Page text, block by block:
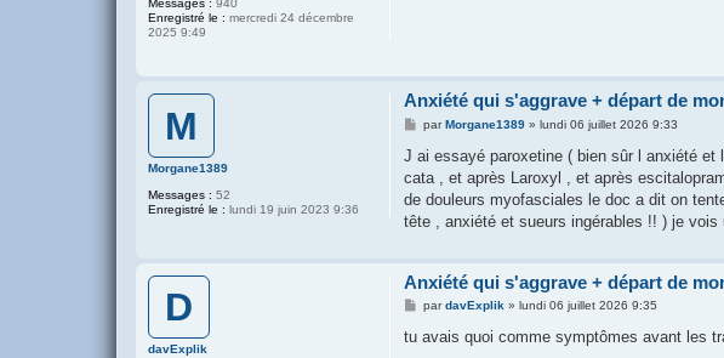
Messages : 940
Enregistré le : mercredi 24 décembre
2025 9:49
M
Morgane1389
Messages : 52
Enregistré le : lundi 19 juin 2023 9:36
Anxiété qui s'aggrave + départ de
M
s
a
g
parMorgane1389» lundi 06 juillet 2026 9:33
J ai essayé paroxetine ( bien sûr l anxiété
cata , et après Laroxyl , et après
de douleurs myofasciales le doc a dit on
tête , anxiété et sueurs ingérables !! ) je vois
D
davExplik
Anxiété qui s'aggrave + départ de
M
s
pardavExplik» lundi 06 juillet 2026 9:35
tu avais quoi comme symptômes avant les